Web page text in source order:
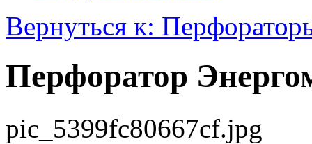
Вернуться к:
Перфоратор
pic_5399fc80667cf.jpg